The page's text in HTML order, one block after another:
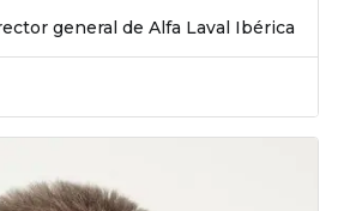
general de Alfa Laval Ibérica